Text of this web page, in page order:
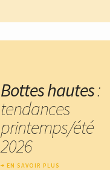
Bottes hautes:
tendances
printemps/été
2026
EN SAVOIR PLUS